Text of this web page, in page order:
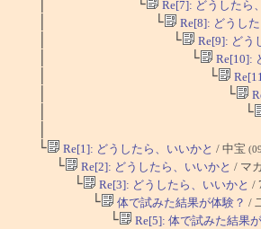
│ └ Re[7]: どうしたら
│ └ Re[8]: どうし
│ └ Re[9]: どう
│ └ Re[10]:
│ └
│ └
│ └
│
└ Re[1]: どうしたら、いいかと / 中宝
└ Re[2]: どうしたら、いいかと / マ
└ Re[3]: どうしたら、いいかと /
└ 体で試みた結果が体験？ /
└ Re[5]: 体で試みた結果